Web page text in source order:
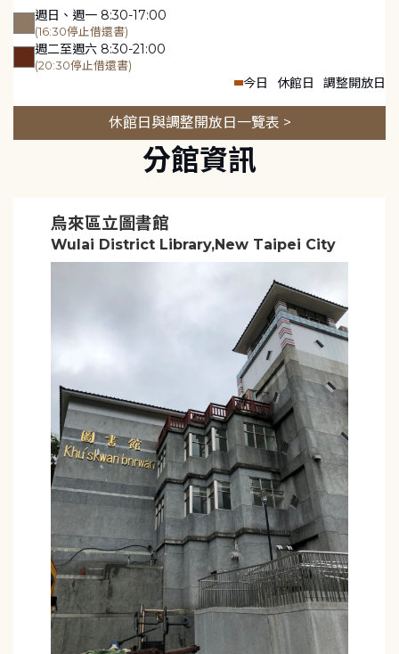
週日、週一 8:30-17:00
(16:30停止借還書)
週二至週六 8:30-21:00
(20:30停止借還書)
今日 休館日 調整開放日
休館日與調整開放日一覽表 >
分館資訊
烏來區立圖書館
Wulai District Library,New Taipei City